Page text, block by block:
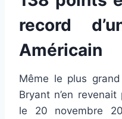
record
Américain
Même le plus
Bryant n’en
le 20 novembre